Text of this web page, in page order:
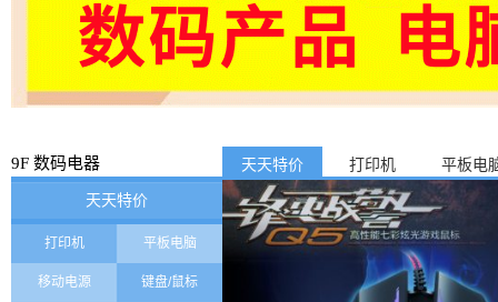
9F 数码电器 天天特价 打印机 平板电
天天特价
打印机 平板电脑
移动电源 键盘/鼠标